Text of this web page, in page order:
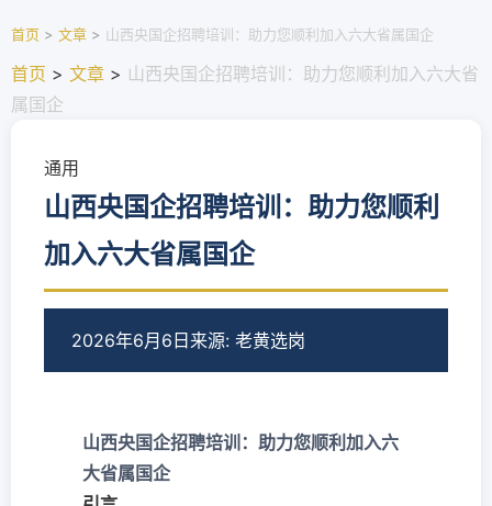
首页 > 文章 > 山西央国企招聘培训：助力您顺利加入六大省属国企
首页 > 文章 > 山西央国企招聘培训：助力您顺利加入六大省
属国企
通用
山西央国企招聘培训：助力您顺利
加入六大省属国企
2026年6月6日 来源: 老黄选岗
山西央国企招聘培训：助力您顺利加入六
大省属国企